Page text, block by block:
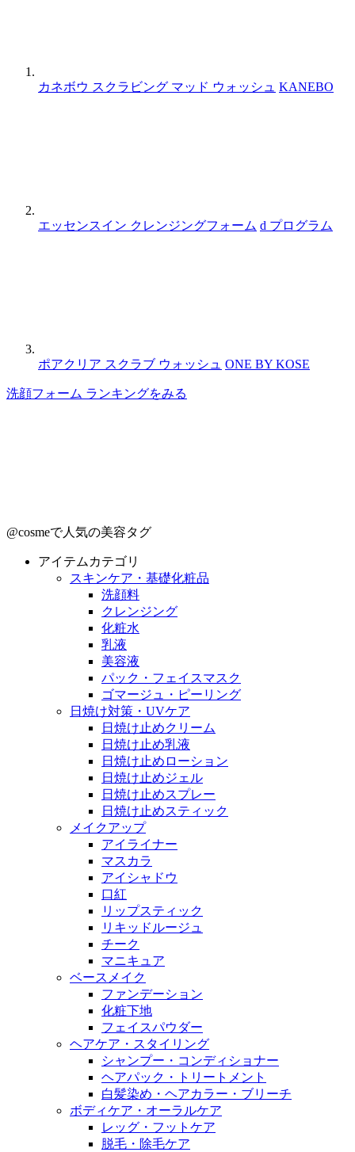
カネボウ スクラビング マッド ウォッシュ KANEBO
エッセンスイン クレンジングフォーム d プログラム
ポアクリア スクラブ ウォッシュ ONE BY KOSE
洗顔フォーム ランキングをみる
@cosmeで人気の美容タグ
アイテムカテゴリ
スキンケア・基礎化粧品
洗顔料
クレンジング
化粧水
乳液
美容液
パック・フェイスマスク
ゴマージュ・ピーリング
日焼け対策・UVケア
日焼け止めクリーム
日焼け止め乳液
日焼け止めローション
日焼け止めジェル
日焼け止めスプレー
日焼け止めスティック
メイクアップ
アイライナー
マスカラ
アイシャドウ
口紅
リップスティック
リキッドルージュ
チーク
マニキュア
ベースメイク
ファンデーション
化粧下地
フェイスパウダー
ヘアケア・スタイリング
シャンプー・コンディショナー
ヘアパック・トリートメント
白髪染め・ヘアカラー・ブリーチ
ボディケア・オーラルケア
レッグ・フットケア
脱毛・除毛ケア